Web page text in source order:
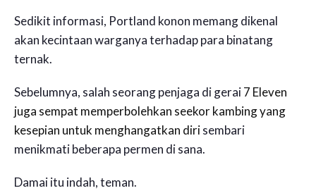
Sedikit informasi, Portland konon memang dikenal
akan kecintaan warganya terhadap para binatang
ternak.
Sebelumnya, salah seorang penjaga di gerai7 Eleven
juga sempat memperbolehkan seekor kambing yang
kesepian untuk menghangatkan dirisembari
menikmati beberapa permen di sana.
Damai itu indah, teman.